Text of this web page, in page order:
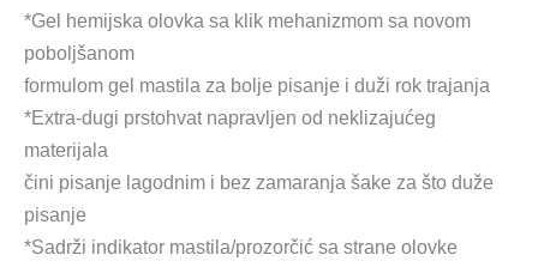
*Gel hemijska olovka sa klik mehanizmom sa novom
poboljšanom
formulom gel mastila za bolje pisanje i duži rok trajanja
*Extra-dugi prstohvat napravljen od neklizajućeg
materijala
čini pisanje lagodnim i bez zamaranja šake za što duže
pisanje
*Sadrži indikator mastila/prozorčić sa strane olovke